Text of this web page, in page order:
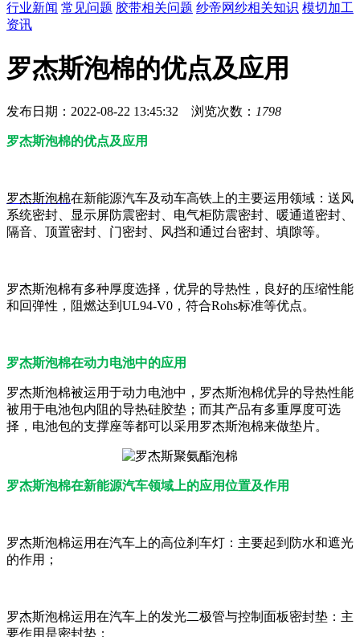
行业新闻 常见问题 胶带相关问题 纱帝网纱相关知识 模切加工
资讯
罗杰斯泡棉的优点及应用
发布日期：2022-08-22 13:45:32 浏览次数： 1798
罗杰斯泡棉的优点及应用
罗杰斯泡棉在新能源汽车及动车高铁上的主要运用领域：送风
系统密封、显示屏防震密封、电气柜防震密封、暖通道密封、
隔音、顶置密封、门密封、风挡和通过台密封、填隙等。
罗杰斯泡棉有多种厚度选择，优异的导热性，良好的压缩性能
和回弹性，阻燃达到UL94-V0，符合Rohs标准等优点。
罗杰斯泡棉在动力电池中的应用
罗杰斯泡棉被运用于动力电池中，罗杰斯泡棉优异的导热性能
被用于电池包内阻的导热硅胶垫；而其产品有多重厚度可选
择，电池包的支撑座等都可以采用罗杰斯泡棉来做垫片。
罗杰斯泡棉在新能源汽车领域上的应用位置及作用
罗杰斯泡棉运用在汽车上的高位刹车灯：主要起到防水和遮光
的作用；
罗杰斯泡棉运用在汽车上的发光二极管与控制面板密封垫：主
要作用是密封垫；